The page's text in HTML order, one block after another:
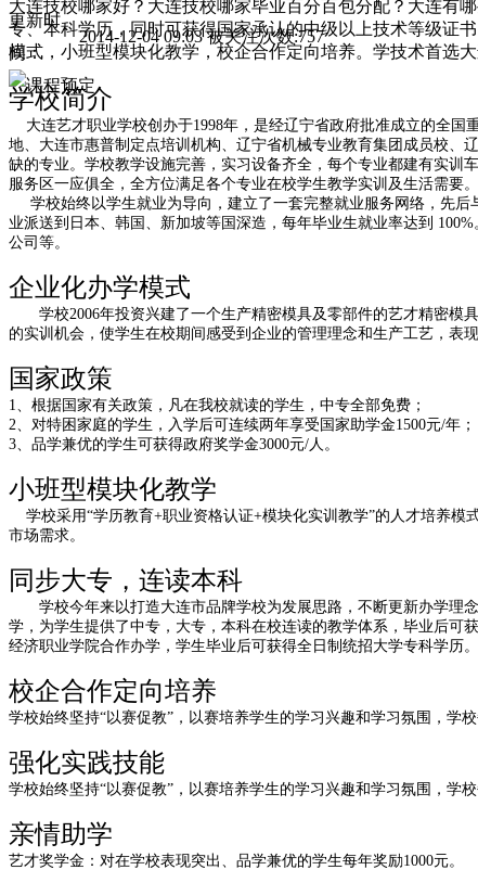
更新时
间：
2014-12-04 09:03 被关注次数:757
大连技校哪家好？大连技校哪家毕业百分百包分配？大连有
专、本科学历，同时可获得国家承认的中级以上技术等级证
模式，小班型模块化教学，校企合作定向培养。学技术首选大
学校简介
大连艺才职业学校创办于1998年，是经辽宁省政府批准成立的全国
地、大连市惠普制定点培训机构、辽宁省机械专业教育集团成员校、
缺的专业。学校教学设施完善，实习设备齐全，每个专业都建有实训
服务区一应俱全，全方位满足各个专业在校学生教学实训及生活需要。
学校始终以学生就业为导向，建立了一套完整就业服务网络，先后
业派送到日本、韩国、新加坡等国深造，每年毕业生就业率达到 100%
公司等。
企业化办学模式
学校2006年投资兴建了一个生产精密模具及零部件的艺才精密模
的实训机会，使学生在校期间感受到企业的管理理念和生产工艺，表
国家政策
1
根据国家有关政策，凡在我校就读的学生，中专全部免费；
2
对特困家庭的学生，入学后可连续两年享受国家助学金1500元/年；
3
品学兼优的学生可获得政府奖学金3000元/ 人。
小班型模块化教学
学校采用“学历教育+职业资格认证+模块化实训教学”的人才培养模
市场需求。
同步大专，连读本科
学校今年来以打造大连市品牌学校为发展思路，不断更新办学理
学，为学生提供了中专，大专，本科在校连读的教学体系，毕业后可
经济职业学院合作办学，学生毕业后可获得全日制统招大学专科学历
校企合作定向培养
学校始终坚持“以赛促教”，以赛培养学生的学习兴趣和学习氛围，学
强化实践技能
学校始终坚持“以赛促教”，以赛培养学生的学习兴趣和学习氛围，学
亲情助学
艺才奖学金：对在学校表现突出、品学兼优的学生每年奖励1000元。